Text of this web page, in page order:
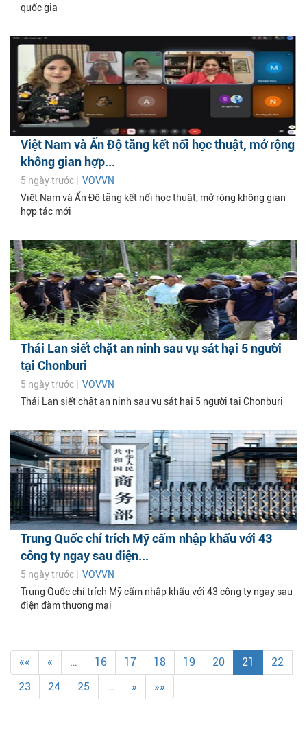
quốc gia
Việt Nam và Ấn Độ tăng kết nối học thuật, mở rộng
không gian hợp...
5 ngày trước | VOVVN
Việt Nam và Ấn Độ tăng kết nối học thuật, mở rộng không gian
hợp tác mới
Thái Lan siết chặt an ninh sau vụ sát hại 5 người
tại Chonburi
5 ngày trước | VOVVN
Thái Lan siết chặt an ninh sau vụ sát hại 5 người tại Chonburi
Trung Quốc chỉ trích Mỹ cấm nhập khẩu với 43
công ty ngay sau điện...
5 ngày trước | VOVVN
Trung Quốc chỉ trích Mỹ cấm nhập khẩu với 43 công ty ngay sau
điện đàm thương mại
«« « … 16 17 18 19 20 21
22
23
24 25 … » »»